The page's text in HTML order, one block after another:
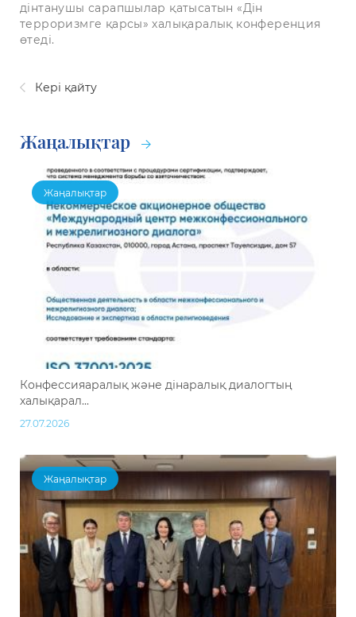
дінтанушы сарапшылар қатысатын «Дін
терроризмге қарсы» халықаралық конференция
өтеді.
Кері қайту
Жаңалықтар
Жаңалықтар
Конфессияаралық және дінаралық диалогтың
халықарал...
27.07.2026
Жаңалықтар